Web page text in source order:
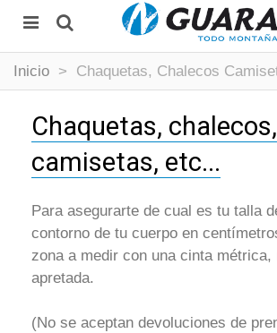
Inicio > Chaquetas, Chalecos
Chaquetas, chalecos,
camisetas, etc...
Para asegurarte de cual es tu talla
contorno de tu cuerpo en
zona a medir con una cinta métrica,
apretada.
(No se aceptan devoluciones de